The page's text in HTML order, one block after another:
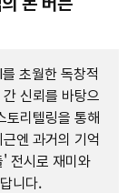
초월한 독창적
신뢰를 바탕으
토리텔링을 통해
엔 과거의 기억
전시로 재미와
니다.